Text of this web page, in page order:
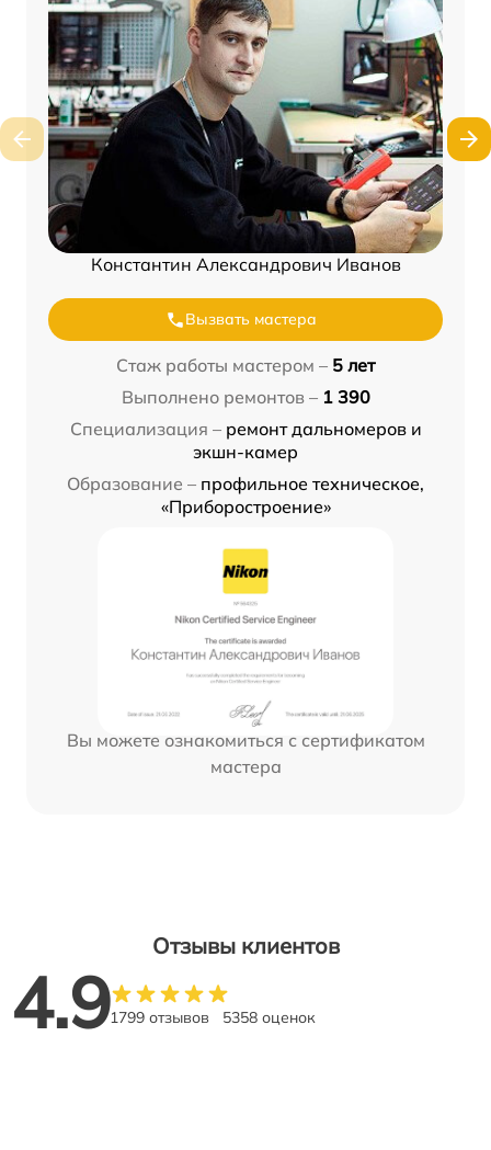
Константин Александрович Иванов
Вызвать мастера
Стаж работы мастером – 5 лет
Выполнено ремонтов – 1 390
Специализация – ремонт дальномеров и
экшн-камер
Образование – профильное техническое,
«Приборостроение»
Вы можете ознакомиться с сертификатом
мастера
Отзывы клиентов
4.91799 отзывов 5358 оценок